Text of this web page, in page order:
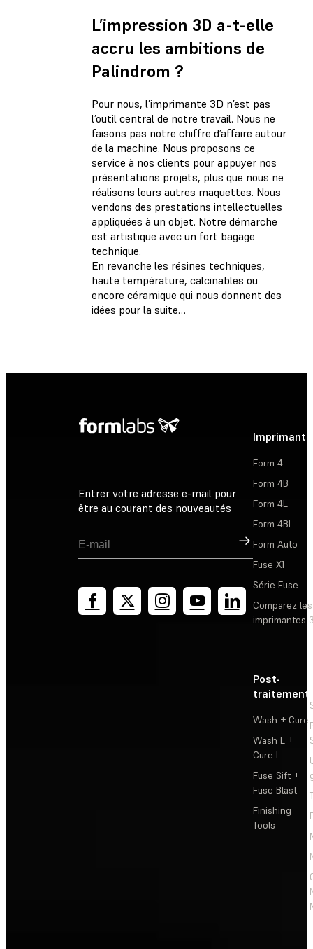
L’impression 3D a-t-elle
accru les ambitions de
Palindrom ?
Pour nous, l’imprimante 3D n’est pas
l’outil central de notre travail. Nous ne
faisons pas notre chiffre d’affaire autour
de la machine. Nous proposons ce
service à nos clients pour appuyer nos
présentations projets, plus que nous ne
réalisons leurs autres maquettes. Nous
vendons des prestations intellectuelles
appliquées à un objet. Notre démarche
est artistique avec un fort bagage
technique.
En revanche les résines techniques,
haute température, calcinables ou
encore céramique qui nous donnent des
idées pour la suite…
Entrer votre adresse e-mail pour
être au courant des nouveautés
Inscription
Form 4
Form 4B
Form 4L
Form 4BL
Form Auto
Fuse X1
Série Fuse
Comparez les
imprimantes
Post-
traitement
Wash + Cure
Wash L +
Cure L
Fuse Sift +
Fuse Blast
Finishing
Tools